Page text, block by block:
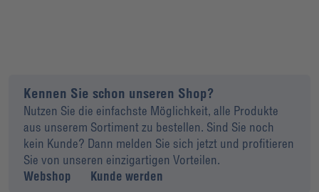
Kennen Sie schon unseren Shop?
Nutzen Sie die einfachste Möglichkeit, alle Produkte
aus unserem Sortiment zu bestellen. Sind Sie noch
kein Kunde? Dann melden Sie sich jetzt und profitieren
Sie von unseren einzigartigen Vorteilen.
Webshop
Kunde werden